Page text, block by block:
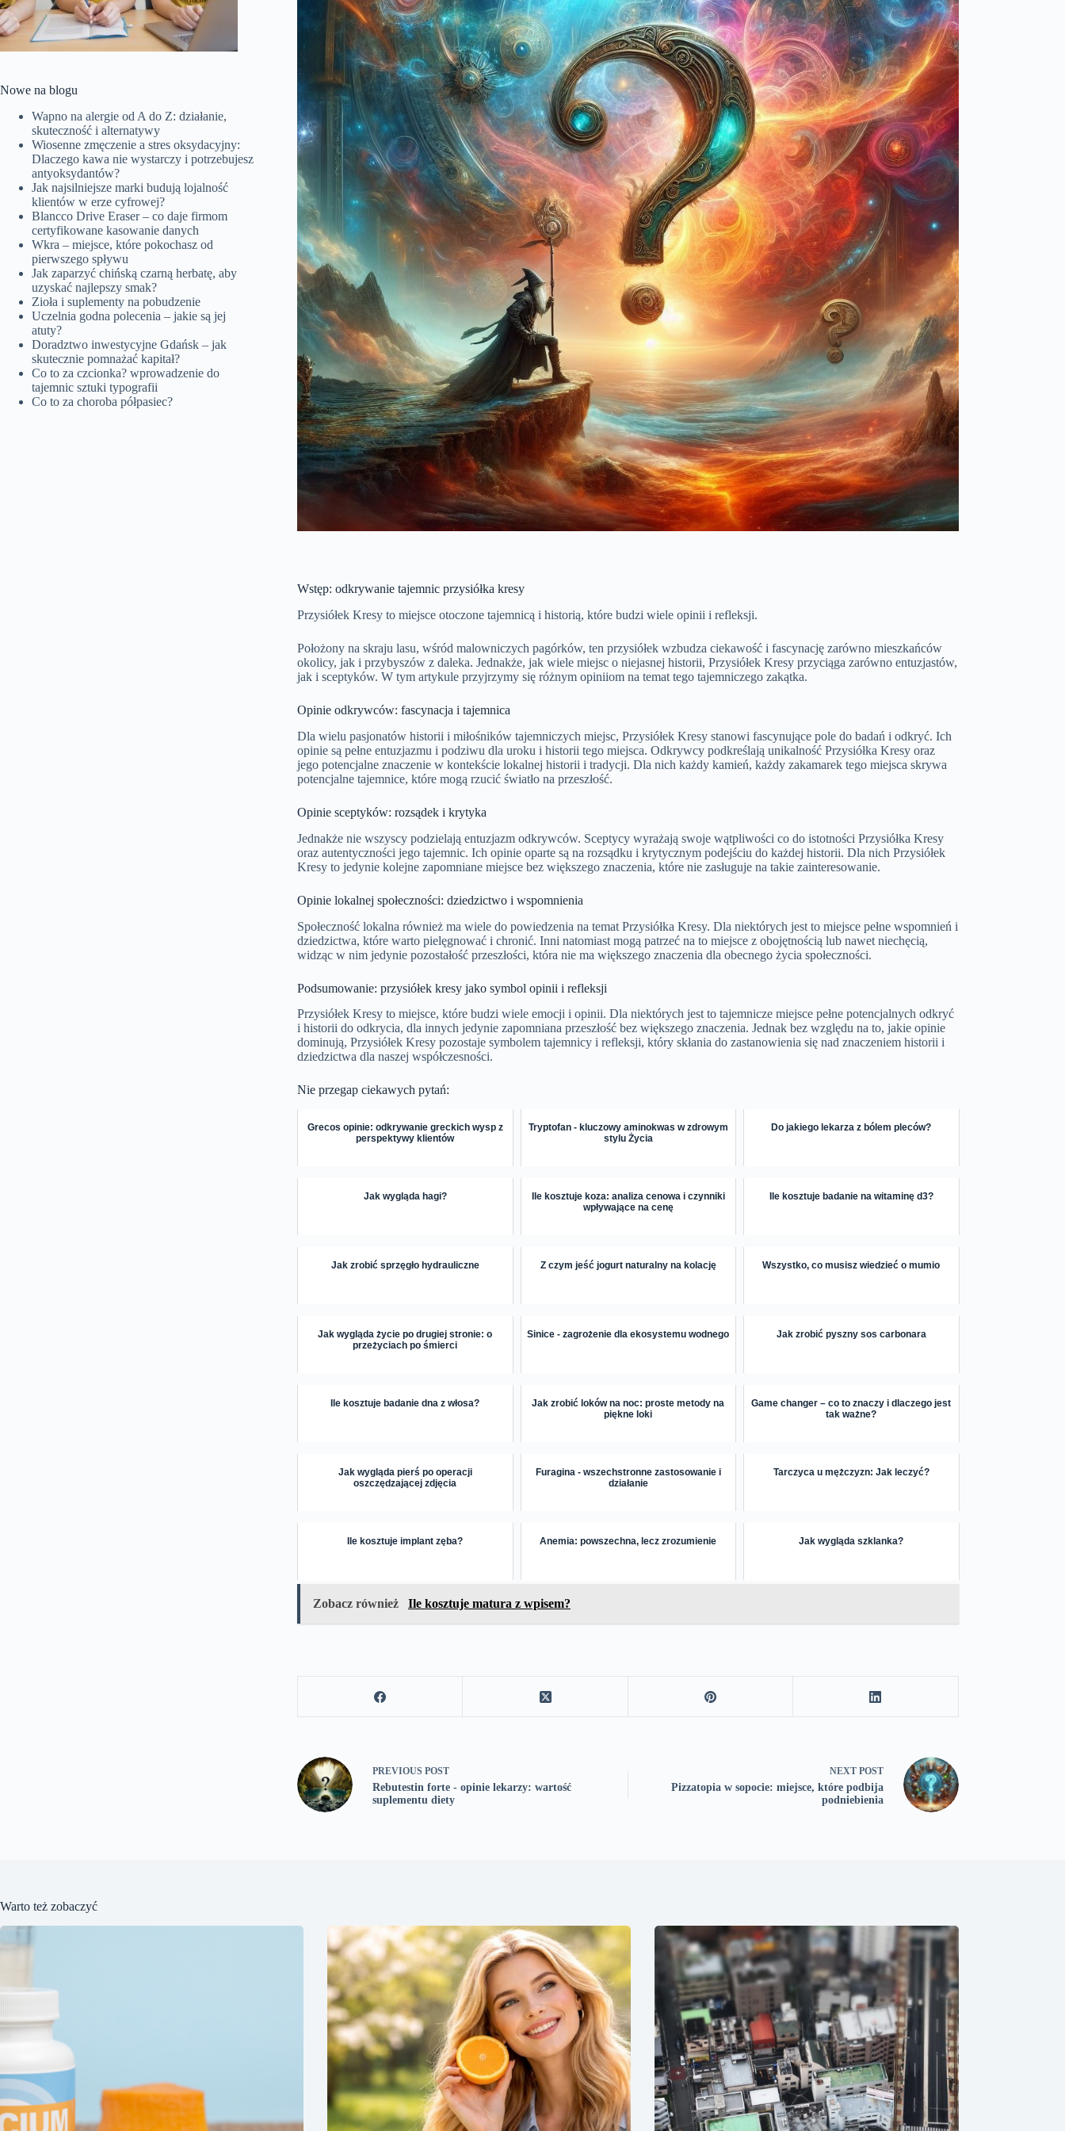
Wstęp: odkrywanie tajemnic przysiółka kresy
Przysiółek Kresy to miejsce otoczone tajemnicą i historią, które budzi wiele opinii i refleksji.
Położony na skraju lasu, wśród malowniczych pagórków, ten przysiółek wzbudza ciekawość i fascynację zarówno mieszkańców
okolicy, jak i przybyszów z daleka. Jednakże, jak wiele miejsc o niejasnej historii, Przysiółek Kresy przyciąga zarówno entuzjastów,
jak i sceptyków. W tym artykule przyjrzymy się różnym opiniiom na temat tego tajemniczego zakątka.
Opinie odkrywców: fascynacja i tajemnica
Dla wielu pasjonatów historii i miłośników tajemniczych miejsc, Przysiółek Kresy stanowi fascynujące pole do badań i odkryć. Ich
opinie są pełne entuzjazmu i podziwu dla uroku i historii tego miejsca. Odkrywcy podkreślają unikalność Przysiółka Kresy oraz
jego potencjalne znaczenie w kontekście lokalnej historii i tradycji. Dla nich każdy kamień, każdy zakamarek tego miejsca skrywa
potencjalne tajemnice, które mogą rzucić światło na przeszłość.
Opinie sceptyków: rozsądek i krytyka
Jednakże nie wszyscy podzielają entuzjazm odkrywców. Sceptycy wyrażają swoje wątpliwości co do istotności Przysiółka Kresy
oraz autentyczności jego tajemnic. Ich opinie oparte są na rozsądku i krytycznym podejściu do każdej historii. Dla nich Przysiółek
Kresy to jedynie kolejne zapomniane miejsce bez większego znaczenia, które nie zasługuje na takie zainteresowanie.
Opinie lokalnej społeczności: dziedzictwo i wspomnienia
Społeczność lokalna również ma wiele do powiedzenia na temat Przysiółka Kresy. Dla niektórych jest to miejsce pełne wspomnień i
dziedzictwa, które warto pielęgnować i chronić. Inni natomiast mogą patrzeć na to miejsce z obojętnością lub nawet niechęcią,
widząc w nim jedynie pozostałość przeszłości, która nie ma większego znaczenia dla obecnego życia społeczności.
Podsumowanie: przysiółek kresy jako symbol opinii i refleksji
Przysiółek Kresy to miejsce, które budzi wiele emocji i opinii. Dla niektórych jest to tajemnicze miejsce pełne potencjalnych odkryć
i historii do odkrycia, dla innych jedynie zapomniana przeszłość bez większego znaczenia. Jednak bez względu na to, jakie opinie
dominują, Przysiółek Kresy pozostaje symbolem tajemnicy i refleksji, który skłania do zastanowienia się nad znaczeniem historii i
dziedzictwa dla naszej współczesności.
Nie przegap ciekawych pytań:
Grecos opinie: odkrywanie greckich wysp z
perspektywy klientów
Tryptofan - kluczowy aminokwas w zdrowym
stylu Życia
Do jakiego lekarza z bólem pleców?
Jak wygląda hagi?
Ile kosztuje koza: analiza cenowa i czynniki
wpływające na cenę
Ile kosztuje badanie na witaminę d3?
Jak zrobić sprzęgło hydrauliczne Z czym jeść jogurt naturalny na kolację Wszystko, co musisz wiedzieć o mumio
Jak wygląda życie po drugiej stronie: o
przeżyciach po śmierci
Sinice - zagrożenie dla ekosystemu wodnego Jak zrobić pyszny sos carbonara
Ile kosztuje badanie dna z włosa?
Jak zrobić loków na noc: proste metody na
piękne loki
Game changer – co to znaczy i dlaczego jest
tak ważne?
Jak wygląda pierś po operacji
oszczędzającej zdjęcia
Furagina - wszechstronne zastosowanie i
działanie
Tarczyca u mężczyzn: Jak leczyć?
Ile kosztuje implant zęba? Anemia: powszechna, lecz zrozumienie Jak wygląda szklanka?
Zobacz również Ile kosztuje matura z wpisem?
PREVIOUS POST
Rebutestin forte - opinie lekarzy: wartość
suplementu diety
NEXT POST
Pizzatopia w sopocie: miejsce, które podbija
podniebienia
Nowe na blogu
Wapno na alergie od A do Z: działanie,
skuteczność i alternatywy
Wiosenne zmęczenie a stres oksydacyjny:
Dlaczego kawa nie wystarczy i potrzebujesz
antyoksydantów?
Jak najsilniejsze marki budują lojalność
klientów w erze cyfrowej?
Blancco Drive Eraser – co daje firmom
certyfikowane kasowanie danych
Wkra – miejsce, które pokochasz od
pierwszego spływu
Jak zaparzyć chińską czarną herbatę, aby
uzyskać najlepszy smak?
Zioła i suplementy na pobudzenie
Uczelnia godna polecenia – jakie są jej
atuty?
Doradztwo inwestycyjne Gdańsk – jak
skutecznie pomnażać kapitał?
Co to za czcionka? wprowadzenie do
tajemnic sztuki typografii
Co to za choroba półpasiec?
Warto też zobaczyć